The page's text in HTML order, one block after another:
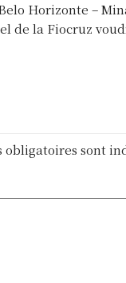
Horizonte –
de la Fiocruz
obligatoires sont